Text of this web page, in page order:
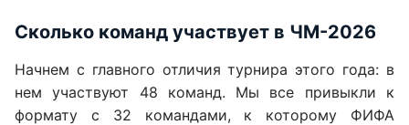
Сколько команд участвует в ЧМ-2026
Начнем с главного отличия турнира этого года: в
нем участвуют 48 команд. Мы все привыкли к
формату с 32 командами, к которому ФИФА